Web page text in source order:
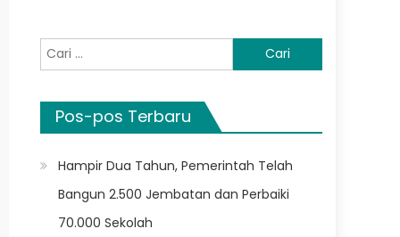
Cari
untuk:
Pos-pos Terbaru
Hampir Dua Tahun, Pemerintah Telah
Bangun 2.500 Jembatan dan Perbaiki
70.000 Sekolah